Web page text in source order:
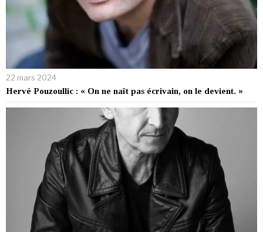
22 mars 2024
Hervé Pouzoullic : « On ne naît pas écrivain, on le devient. »